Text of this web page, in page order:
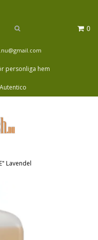
0
personliga hem
Lavendel